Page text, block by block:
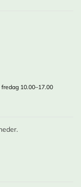
10.00–17.00